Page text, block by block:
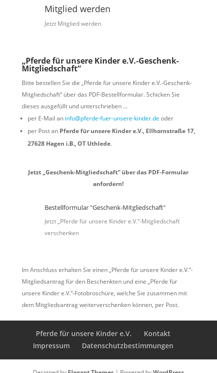
Mitglied werden
Jetzt Mitglied werden
„Pferde für unsere Kinder e.V.-Geschenk-
Mitgliedschaft“
Bitte bestellen Sie die „Pferde für unsere Kinder e.V.-Geschenk-
Mitgliedschaft“ über das PDF-Bestellformular. Schicken Sie
dieses ausgefüllt und unterschrieben …
per E-Mail an info@pferde-fuer-unsere-kinder.de oder
per Post an Pferde für unsere Kinder e.V., Ellhornstraße 17,
27628 Hagen i.B., OT Uthlede.
Jetzt „Geschenk-Mitgliedschaft“ über das PDF-Formular
anfordern!
Bestellformular "Geschenk-Mitgliedschaft"
Jetzt „Pferde für unsere Kinder e.V.“-Mitgliedschaft
verschenken
Im Anschluss erhalten Sie einen „Pferde für unsere Kinder e.V.“-
Mitgliedsantrag für den Beschenkten und eine „Pferde für
unsere Kinder e.V.“-Fotobroschüre, welche Sie zusammen mit
dem Mitgliedsantrag weiterverschenken können, per Post.
Pferde für unsere Kinder e.V.
Kontakt
Impressum
Datenschutzbestimmungen